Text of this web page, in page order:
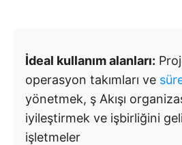
İdeal kullanım alanları:
operasyon takımları ve
yönetmek, ş Akışı
iyileştirmek ve işbirliğini
işletmeler